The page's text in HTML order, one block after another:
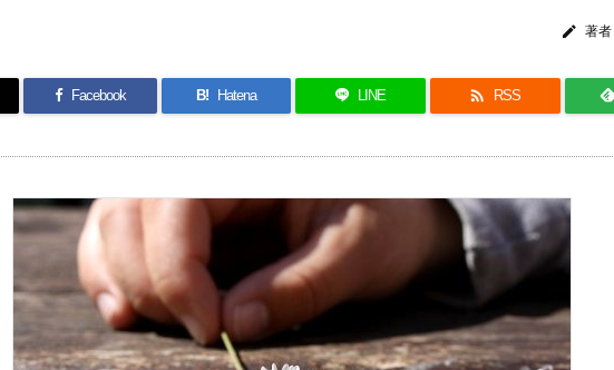
 著者
Facebook B! Hatena LINE  RSS